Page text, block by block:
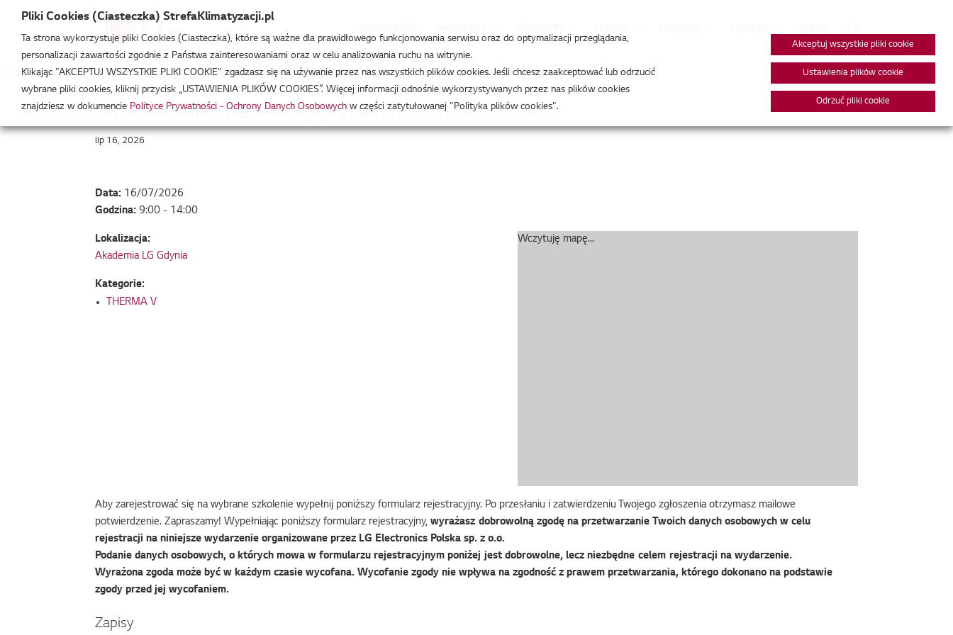
Strefa Klimatyzacji /Wydarzenia/THERMA V/ THERMA V Instalacje – Wytyczne montażowe
THERMA V Instalacje – Wytyczne montażowe
lip 16, 2026
Data: 16/07/2026
Godzina: 9:00 - 14:00
Wczytuję mapę...
Lokalizacja:
Akademia LG Gdynia
Kategorie:
THERMA V
Aby zarejestrować się na wybrane szkolenie wypełnij poniższy formularz rejestracyjny. Po przesłaniu i zatwierdzeniu Twojego zgłoszenia otrzymasz mailowe
potwierdzenie. Zapraszamy! Wypełniając poniższy formularz rejestracyjny,wyrażasz dobrowolną zgodę na przetwarzanie Twoich danych osobowych w celu
rejestracji na niniejsze wydarzenie organizowane przez LG Electronics Polska sp. z o.o.
Podanie danych osobowych, o których mowa w formularzu rejestracyjnym poniżej jest dobrowolne, lecz niezbędne celem rejestracji na wydarzenie.
Wyrażona zgoda może być w każdym czasie wycofana. Wycofanie zgody nie wpływa na zgodność z prawem przetwarzania, którego dokonano na podstawie
zgody przed jej wycofaniem.
Zapisy
Pliki Cookies (Ciasteczka) StrefaKlimatyzacji.pl
Ta strona wykorzystuje pliki Cookies (Ciasteczka), które są ważne dla prawidłowego funkcjonowania serwisu oraz do optymalizacji przeglądania,
personalizacji zawartości zgodnie z Państwa zainteresowaniami oraz w celu analizowania ruchu na witrynie.
Klikając "AKCEPTUJ WSZYSTKIE PLIKI COOKIE" zgadzasz się na używanie przez nas wszystkich plików cookies. Jeśli chcesz zaakceptować lub odrzucić
wybrane pliki cookies, kliknij przycisk „USTAWIENIA PLIKÓW COOKIES”. Więcej informacji odnośnie wykorzystywanych przez nas plików cookies
znajdziesz w dokumencie Polityce Prywatności - Ochrony Danych Osobowych w części zatytułowanej "Polityka plików cookies".
Akceptuj wszystkie pliki cookie
Ustawienia plików cookie
Odrzuć pliki cookie